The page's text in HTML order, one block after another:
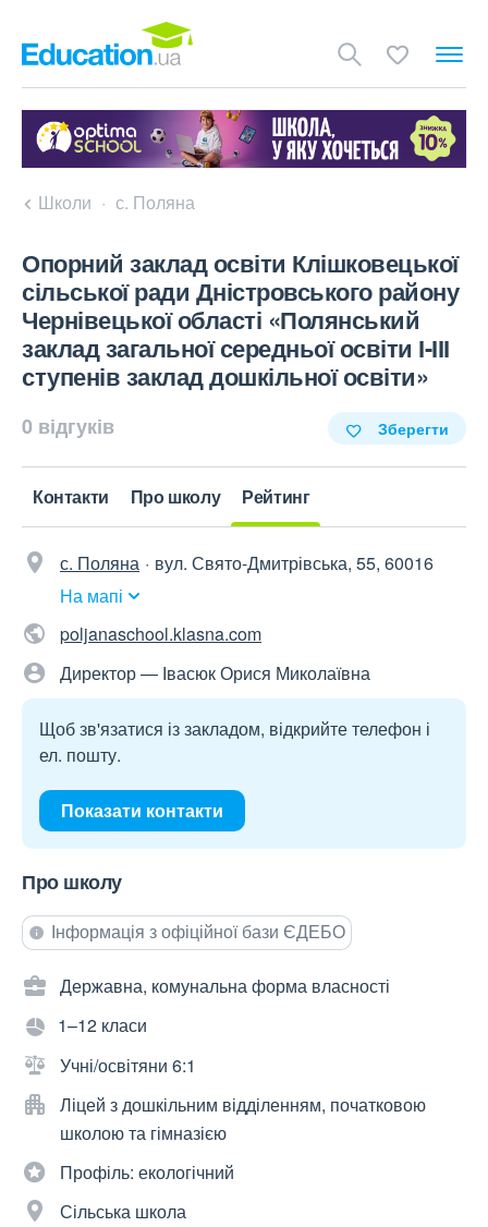
Школи с. Поляна
Опорний заклад освіти Клішковецької
сільської ради Дністровського району
Чернівецької області «Полянський
заклад загальної середньої освіти І-ІІІ
ступенів заклад дошкільної освіти»
0 відгуків Зберегти
Контакти Про школу Рейтинг
с. Поляна
вул. Свято-Дмитрівська, 55, 60016
На мапі
poljanaschool.klasna.com
Директор — Івасюк Орися Миколаївна
Щоб зв'язатися із закладом, відкрийте телефон і
ел. пошту.
Показати контакти
Про школу
Інформація з офіційної бази ЄДЕБО
Державна, комунальна форма власності
1–12 класи
Учні/освітяни 6:1
Ліцей з дошкільним відділенням, початковою
школою та гімназією
Профіль: екологічний
Сільська школа